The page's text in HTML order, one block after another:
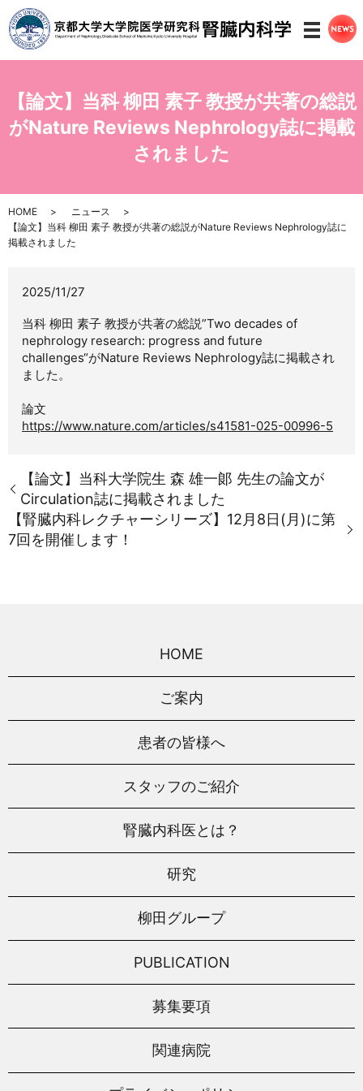
メニ
【論文】当科 柳田 素子 教授が共著の総説
がNature Reviews Nephrology誌に掲載
されました
HOME
ニュース
【論文】当科 柳田 素子 教授が共著の総説がNature Reviews Nephrology誌に
掲載されました
2025/11/27
当科 柳田 素子 教授が共著の総説”Two decades of
nephrology research: progress and future
challenges“がNature Reviews Nephrology誌に掲載され
ました。
論文
https://www.nature.com/articles/s41581-025-00996-5
【論文】当科大学院生 森 雄一郞 先生の論文が
Circulation誌に掲載されました
【腎臓内科レクチャーシリーズ】12月8日(月)に第
7回を開催します！
HOME
ご案内
患者の皆様へ
スタッフのご紹介
腎臓内科医とは？
研究
柳田グループ
PUBLICATION
募集要項
関連病院